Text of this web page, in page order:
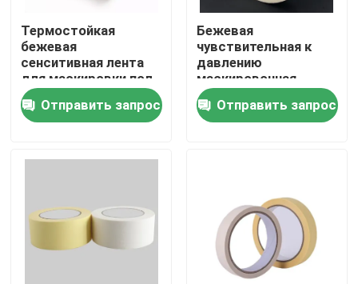
Главная страница
Продукция
Ролики
Наша фабрика
Термостойкая
бежевая
сенситивная лента
для маскировки под
давление с низким
уровнем клея
Отправить запрос
Бежевая
чувствительная к
давлению
маскировочная
лента
Отправить запрос